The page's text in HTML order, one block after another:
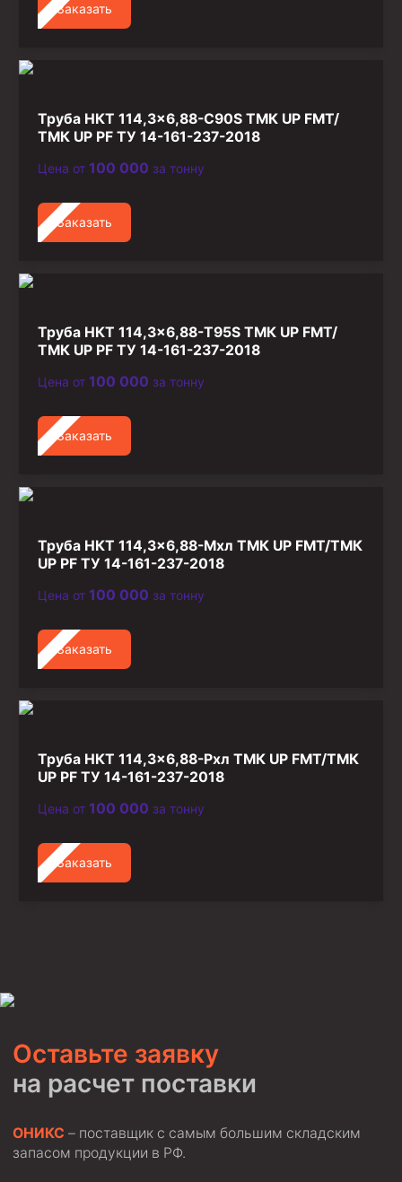
Заказать
Труба НКТ 114,3×6,88-C90S ТМК UP FMT/
ТМК UP PF ТУ 14-161-237-2018
Цена от 100 000 за тонну
Заказать
Труба НКТ 114,3×6,88-T95S ТМК UP FMT/
ТМК UP PF ТУ 14-161-237-2018
Цена от 100 000 за тонну
Заказать
Труба НКТ 114,3×6,88-Мхл ТМК UP FMT/ТМК
UP PF ТУ 14-161-237-2018
Цена от 100 000 за тонну
Заказать
Труба НКТ 114,3×6,88-Рхл ТМК UP FMT/ТМК
UP PF ТУ 14-161-237-2018
Цена от 100 000 за тонну
Заказать
Оставьте заявку
на расчет поставки
ОНИКС – поставщик с самым большим складским
запасом продукции в РФ.